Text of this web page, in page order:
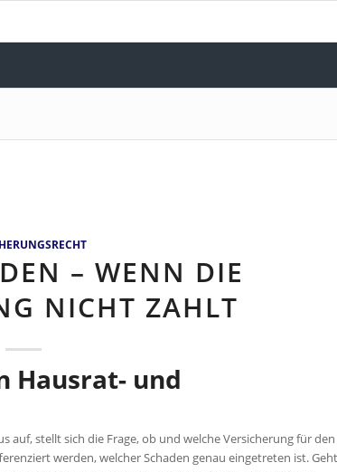
– WENN DIE
NICHT ZAHLT
Hausrat- und
auf, stellt sich die Frage, ob und welche Versicherung für den
werden, welcher Schaden genau eingetreten ist. Geht